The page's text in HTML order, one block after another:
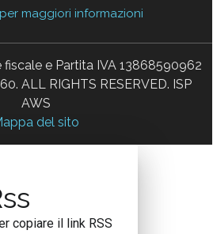
maggiori informazioni
e Partita IVA 13868590962
ALL RIGHTS RESERVED. ISP
AWS
del sito
copiare il link RSS